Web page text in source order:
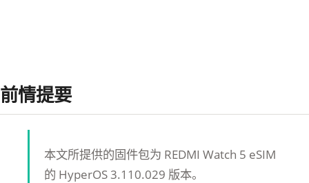
前情提要
本文所提供的固件包为 REDMI Watch 5 eSIM
的 HyperOS 3.110.029 版本。